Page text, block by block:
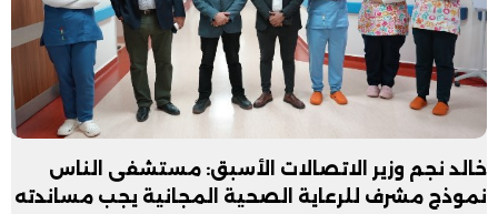
خالد نجم وزير الاتصالات الأسبق: مستشفى الناس
نموذج مشرف للرعاية الصحية المجانية يجب مساندته